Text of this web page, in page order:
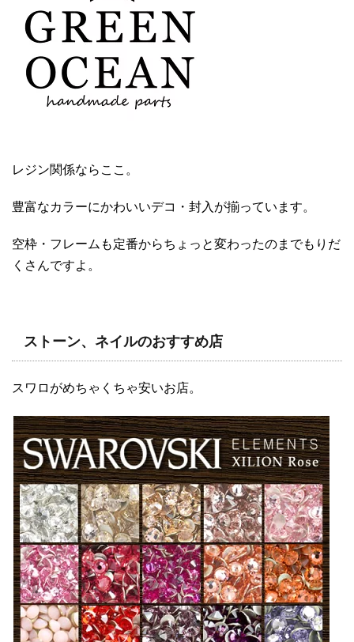
レジン関係ならここ。
豊富なカラーにかわいいデコ・封入が揃っています。
空枠・フレームも定番からちょっと変わったのまでもりだ
くさんですよ。
ストーン、ネイルのおすすめ店
スワロがめちゃくちゃ安いお店。